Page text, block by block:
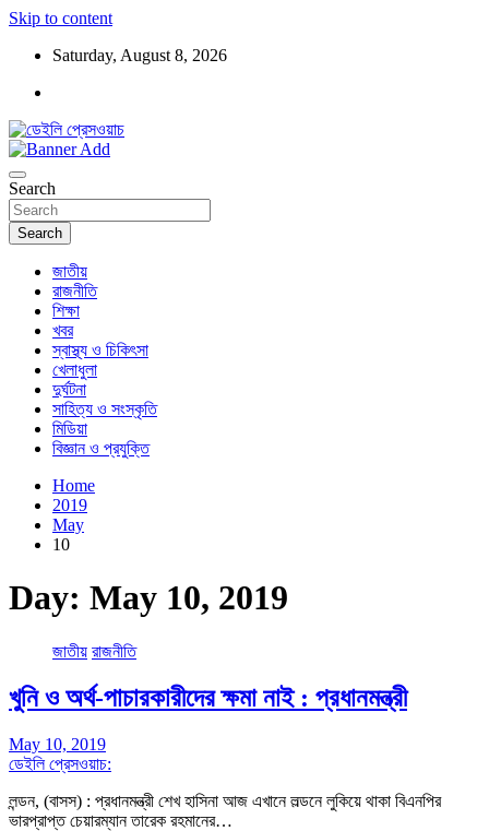
Skip to content
Saturday, August 8, 2026
ডেইলি প্রেসওয়াচ
Search
Search
জাতীয়
রাজনীতি
শিক্ষা
খবর
স্বাস্থ্য ও চিকিৎসা
খেলাধুলা
দুর্ঘটনা
সাহিত্য ও সংস্কৃতি
মিডিয়া
বিজ্ঞান ও প্রযুক্তি
Home
2019
May
10
Day: May 10, 2019
জাতীয় রাজনীতি
খুনি ও অর্থ-পাচারকারীদের ক্ষমা নাই : প্রধানমন্ত্রী
May 10, 2019
ডেইলি প্রেসওয়াচ:
লন্ডন, (বাসস) : প্রধানমন্ত্রী শেখ হাসিনা আজ এখানে লল্ডনে লুকিয়ে থাকা বিএনপির
ভারপ্রাপ্ত চেয়ারম্যান তারেক রহমানের…